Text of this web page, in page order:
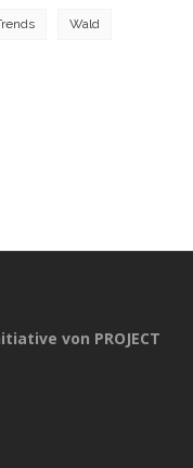
Wald
von PROJECT